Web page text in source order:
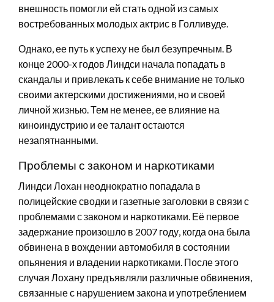
внешность помогли ей стать одной из самых
востребованных молодых актрис в Голливуде.
Однако, ее путь к успеху не был безупречным. В
конце 2000-х годов Линдси начала попадать в
скандалы и привлекать к себе внимание не только
своими актерскими достижениями, но и своей
личной жизнью. Тем не менее, ее влияние на
киноиндустрию и ее талант остаются
незапятнанными.
Проблемы с законом и наркотиками
Линдси Лохан неоднократно попадала в
полицейские сводки и газетные заголовки в связи с
проблемами с законом и наркотиками. Её первое
задержание произошло в 2007 году, когда она была
обвинена в вождении автомобиля в состоянии
опьянения и владении наркотиками. После этого
случая Лохану предъявляли различные обвинения,
связанные с нарушением закона и употреблением